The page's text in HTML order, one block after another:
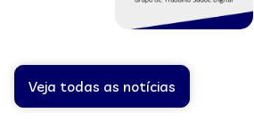
Veja todas as notícias